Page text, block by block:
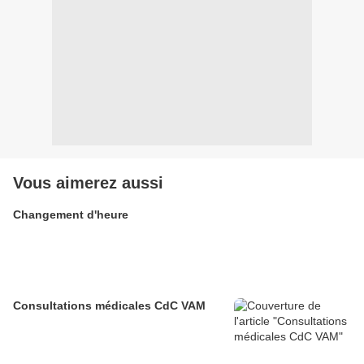
Vous aimerez aussi
Changement d'heure
Consultations médicales CdC VAM